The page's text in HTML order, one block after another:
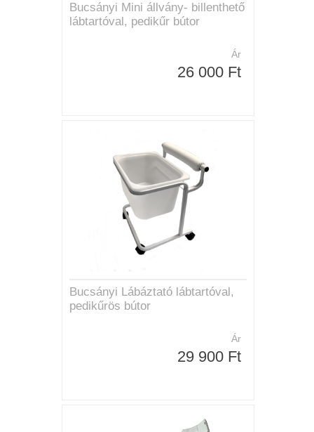
Bucsányi Mini állvány- billenthető
lábtartóval, pedikűr bútor
Ár
26 000 Ft
Bucsányi Lábáztató lábtartóval,
pedikűrös bútor
Ár
29 900 Ft